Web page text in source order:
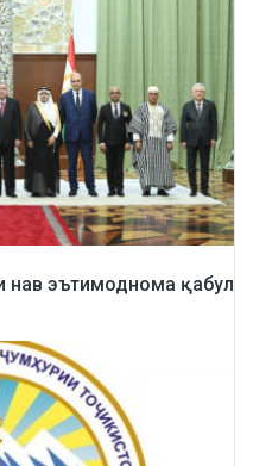
нав эътимоднома қабул